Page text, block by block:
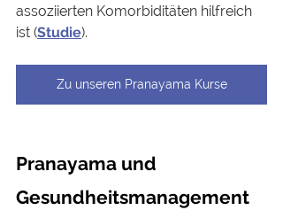
assoziierten Komorbiditäten hilfreich
ist (Studie).
Zu unseren Pranayama Kurse
Pranayama und
Gesundheitsmanagement